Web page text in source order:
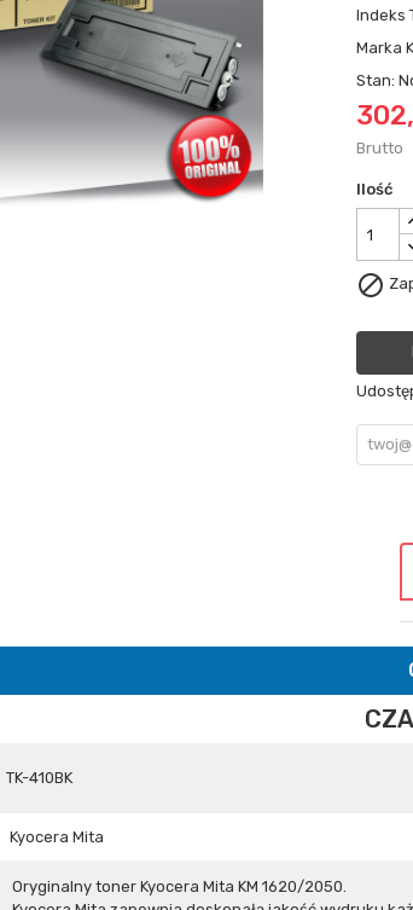
Indeks
Marka
Stan:
Brutto
Ilość

TK-410BK
Kyocera Mita
Oryginalny toner Kyocera Mita KM 1620/2050.